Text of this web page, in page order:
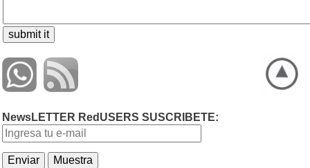
NewsLETTER RedUSERS SUSCRIBETE: